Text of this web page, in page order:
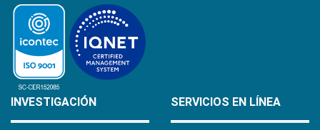
INVESTIGACIÓN SERVICIOS EN LÍNEA